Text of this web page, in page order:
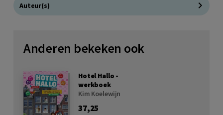
Auteur(s)
Anderen bekeken ook
Hotel Hallo -
werkboek
Kim Koelewijn
37,25